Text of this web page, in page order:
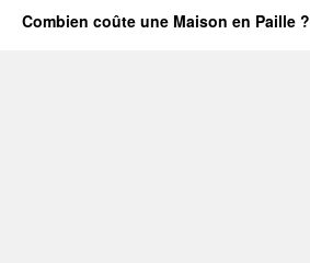
Combien coûte une Maison en Paille ?